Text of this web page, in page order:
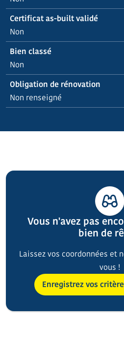
Certificat as-built validé
Non
Bien classé
Non
Obligation de rénovation
Non renseigné
Vous n'avez pas
bien de
Laissez vos coordonnées et
vous !
Enregistrez vos